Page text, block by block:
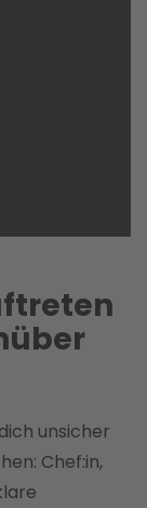
unsicher
Chef:in,